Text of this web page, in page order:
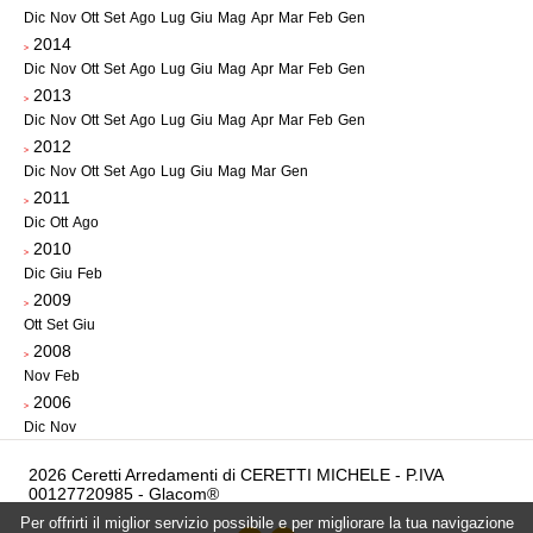
Dic Nov Ott Set Ago Lug Giu Mag Apr Mar Feb Gen
> 2014
Dic Nov Ott Set Ago Lug Giu Mag Apr Mar Feb Gen
> 2013
Dic Nov Ott Set Ago Lug Giu Mag Apr Mar Feb Gen
> 2012
Dic Nov Ott Set Ago Lug Giu Mag Mar Gen
> 2011
Dic Ott Ago
> 2010
Dic Giu Feb
> 2009
Ott Set Giu
> 2008
Nov Feb
> 2006
Dic Nov
2026 Ceretti Arredamenti di CERETTI MICHELE - P.IVA
00127720985 -Glacom®
Per offrirti il miglior servizio possibile e per migliorare la tua navigazione